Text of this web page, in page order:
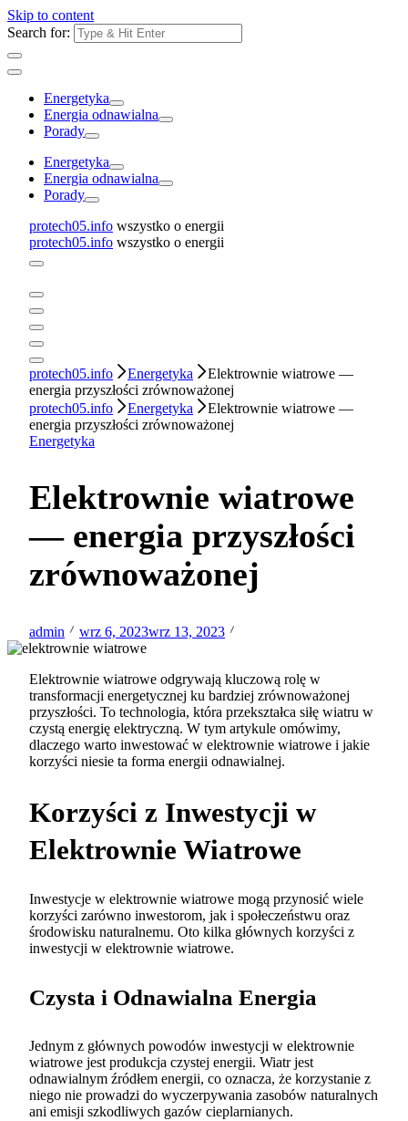
Skip to content
Search for:
Energetyka
Energia odnawialna
Porady
Energetyka
Energia odnawialna
Porady
protech05.info wszystko o energii
protech05.info wszystko o energii
protech05.info Energetyka
Elektrownie wiatrowe —
energia przyszłości zrównoważonej
protech05.info
Energetyka
Elektrownie wiatrowe —
energia przyszłości zrównoważonej
Energetyka
Elektrownie wiatrowe
— energia przyszłości
zrównoważonej
admin wrz 6, 2023wrz 13, 2023
Elektrownie wiatrowe odgrywają kluczową rolę w
transformacji energetycznej ku bardziej zrównoważonej
przyszłości. To technologia, która przekształca siłę wiatru w
czystą energię elektryczną. W tym artykule omówimy,
dlaczego warto inwestować w elektrownie wiatrowe i jakie
korzyści niesie ta forma energii odnawialnej.
Korzyści z Inwestycji w
Elektrownie Wiatrowe
Inwestycje w elektrownie wiatrowe mogą przynosić wiele
korzyści zarówno inwestorom, jak i społeczeństwu oraz
środowisku naturalnemu. Oto kilka głównych korzyści z
inwestycji w elektrownie wiatrowe.
Czysta i Odnawialna Energia
Jednym z głównych powodów inwestycji w elektrownie
wiatrowe jest produkcja czystej energii. Wiatr jest
odnawialnym źródłem energii, co oznacza, że korzystanie z
niego nie prowadzi do wyczerpywania zasobów naturalnych
ani emisji szkodliwych gazów cieplarnianych.